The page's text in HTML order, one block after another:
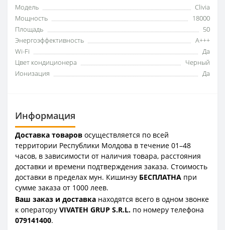
Модель
Clivia
Мощность
18000
Площадь
50
Энергоэффективность
A+++
Wi-Fi
Да
Цвет кондиционера
Черный
Ионизация
Да
Информация
Доставка товаров осуществляется по всей
территории Республики Молдова в течение 01–48
часов, в зависимости от наличия товара, расстояния
доставки и времени подтверждения заказа. Стоимость
доставки в пределах мун. Кишинэу БЕСПЛАТНА при
сумме заказа от 1000 леев.
Ваш заказ и доставка находятся всего в одном звонке
к оператору VIVATEH GRUP S.R.L. по номеру телефона
079141400.